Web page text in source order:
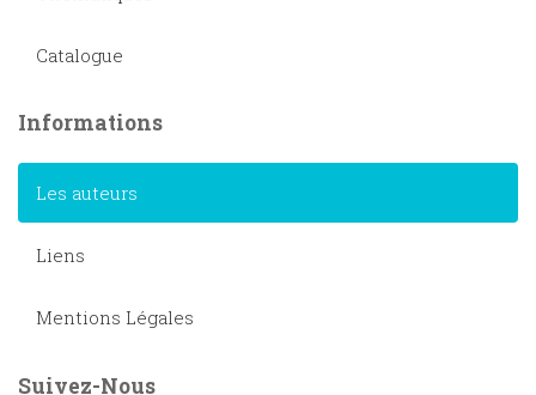
Catalogue
Informations
Les auteurs
Liens
Mentions Légales
Suivez-Nous